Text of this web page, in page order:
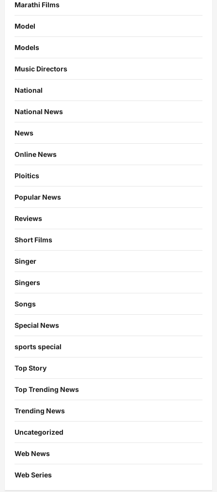
Marathi Films
Model
Models
Music Directors
National
National News
News
Online News
Ploitics
Popular News
Reviews
Short Films
Singer
Singers
Songs
Special News
sports special
Top Story
Top Trending News
Trending News
Uncategorized
Web News
Web Series